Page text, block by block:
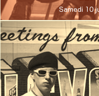
Samedi 10